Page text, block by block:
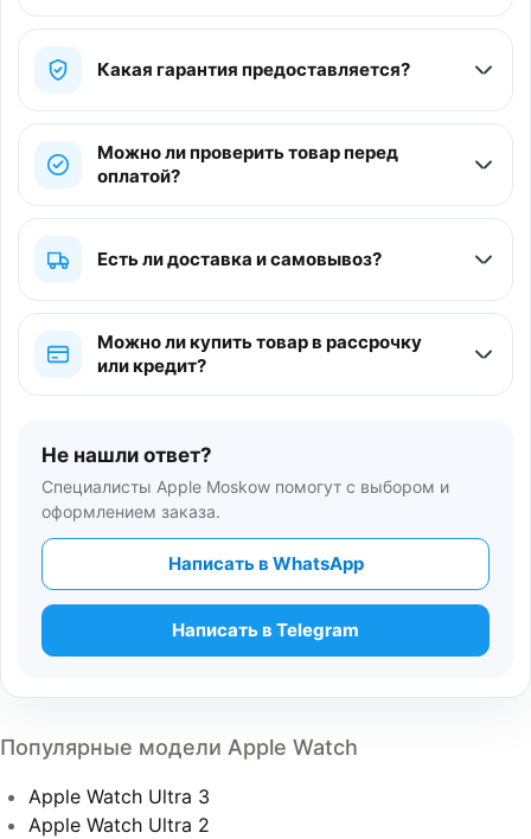
Какая гарантия предоставляется?
Можно ли проверить товар перед
оплатой?
Есть ли доставка и самовывоз?
Можно ли купить товар в рассрочку
или кредит?
Не нашли ответ?
Специалисты Apple Moskow помогут с выбором и
оформлением заказа.
Написать в WhatsApp
Написать в Telegram
Популярные модели Apple Watch
Apple Watch Ultra 3
Apple Watch Ultra 2